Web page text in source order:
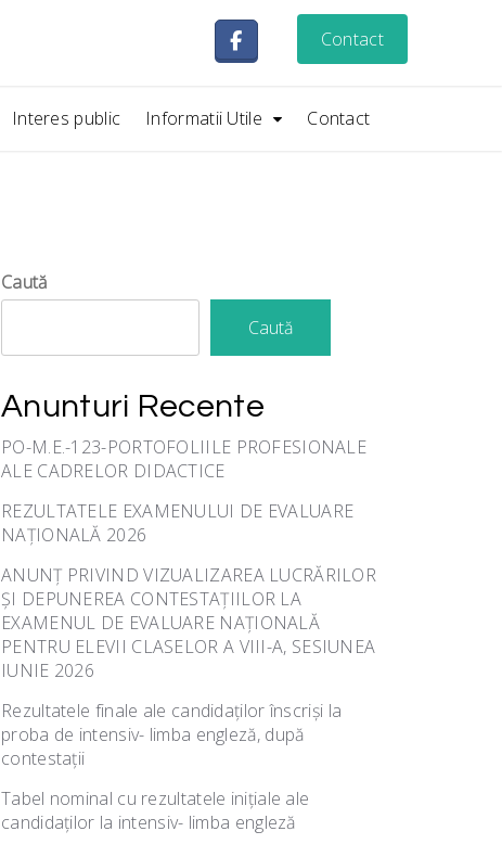
Contact
Interes public Informatii Utile Contact
Caută
Caută
Anunturi Recente
PO-M.E.-123-PORTOFOLIILE PROFESIONALE
ALE CADRELOR DIDACTICE
REZULTATELE EXAMENULUI DE EVALUARE
NAȚIONALĂ 2026
ANUNȚ PRIVIND VIZUALIZAREA LUCRĂRILOR
ȘI DEPUNEREA CONTESTAȚIILOR LA
EXAMENUL DE EVALUARE NAȚIONALĂ
PENTRU ELEVII CLASELOR A VIII-A, SESIUNEA
IUNIE 2026
Rezultatele finale ale candidaților înscriși la
proba de intensiv- limba engleză, după
contestații
Tabel nominal cu rezultatele inițiale ale
candidaților la intensiv- limba engleză